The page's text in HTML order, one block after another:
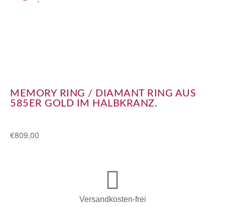
MEMORY RING / DIAMANT RING AUS
585ER GOLD IM HALBKRANZ.
€809,00
Versandkosten-frei